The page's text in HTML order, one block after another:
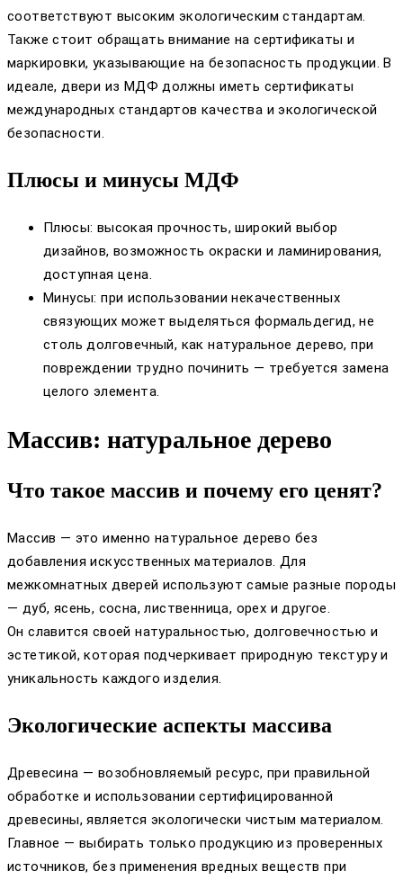
соответствуют высоким экологическим стандартам.
Также стоит обращать внимание на сертификаты и
маркировки, указывающие на безопасность продукции. В
идеале, двери из МДФ должны иметь сертификаты
международных стандартов качества и экологической
безопасности.
Плюсы и минусы МДФ
Плюсы: высокая прочность, широкий выбор
дизайнов, возможность окраски и ламинирования,
доступная цена.
Минусы: при использовании некачественных
связующих может выделяться формальдегид, не
столь долговечный, как натуральное дерево, при
повреждении трудно починить — требуется замена
целого элемента.
Массив: натуральное дерево
Что такое массив и почему его ценят?
Массив — это именно натуральное дерево без
добавления искусственных материалов. Для
межкомнатных дверей используют самые разные породы
— дуб, ясень, сосна, лиственница, орех и другое.
Он славится своей натуральностью, долговечностью и
эстетикой, которая подчеркивает природную текстуру и
уникальность каждого изделия.
Экологические аспекты массива
Древесина — возобновляемый ресурс, при правильной
обработке и использовании сертифицированной
древесины, является экологически чистым материалом.
Главное — выбирать только продукцию из проверенных
источников, без применения вредных веществ при